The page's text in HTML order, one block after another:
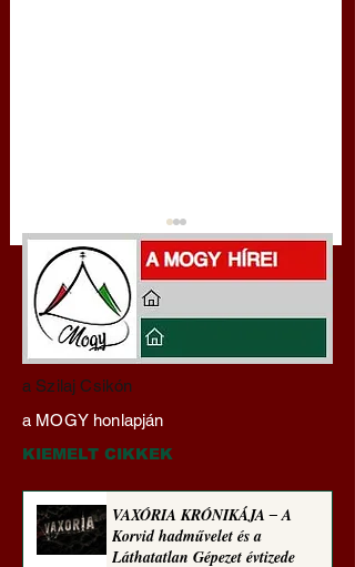
VAXÓRIA KRÓNIKÁJA
‒ A Korvid hadművelet
és a Láthatatlan Gépezet
évtizede
a Szilaj Csikón
a MOGY honlapján
KIEMELT CIKKEK
VAXÓRIA KRÓNIKÁJA ‒ A
Korvid hadművelet és a
Láthatatlan Gépezet évtizede